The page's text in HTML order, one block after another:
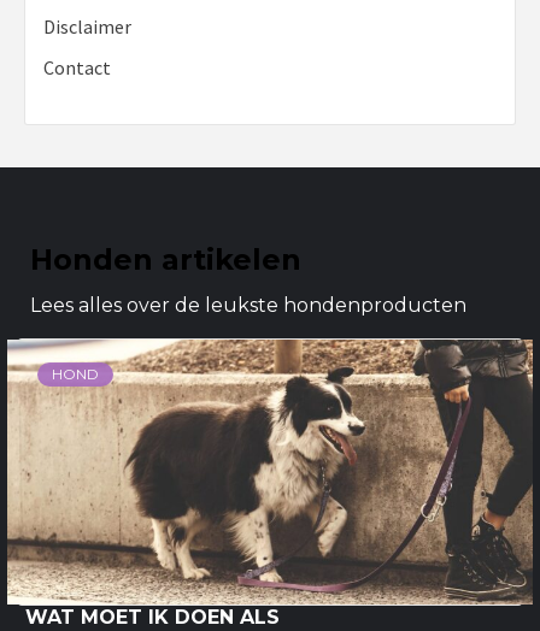
Disclaimer
Contact
Honden artikelen
Lees alles over de leukste hondenproducten
HOND
WAT MOET IK DOEN ALS